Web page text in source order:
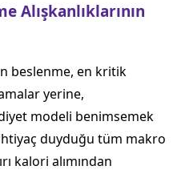
Alışkanlıklarının
beslenme, en kritik
yerine,
modeli benimsemek
duyduğu tüm makro
kalori alımından